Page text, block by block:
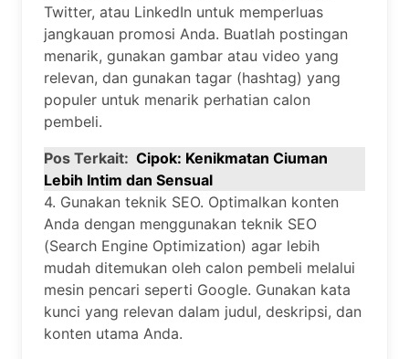
Twitter, atau LinkedIn untuk memperluas
jangkauan promosi Anda. Buatlah postingan
menarik, gunakan gambar atau video yang
relevan, dan gunakan tagar (hashtag) yang
populer untuk menarik perhatian calon
pembeli.
Pos Terkait: Cipok: Kenikmatan Ciuman
Lebih Intim dan Sensual
4. Gunakan teknik SEO. Optimalkan konten
Anda dengan menggunakan teknik SEO
(Search Engine Optimization) agar lebih
mudah ditemukan oleh calon pembeli melalui
mesin pencari seperti Google. Gunakan kata
kunci yang relevan dalam judul, deskripsi, dan
konten utama Anda.